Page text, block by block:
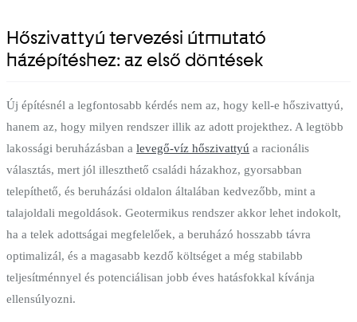
Hőszivattyú tervezési útmutató
házépítéshez: az első döntések
Új építésnél a legfontosabb kérdés nem az, hogy kell-e hőszivattyú,
hanem az, hogy milyen rendszer illik az adott projekthez. A legtöbb
lakossági beruházásban a levegő-víz hőszivattyú a racionális
választás, mert jól illeszthető családi házakhoz, gyorsabban
telepíthető, és beruházási oldalon általában kedvezőbb, mint a
talajoldali megoldások. Geotermikus rendszer akkor lehet indokolt,
ha a telek adottságai megfelelőek, a beruházó hosszabb távra
optimalizál, és a magasabb kezdő költséget a még stabilabb
teljesítménnyel és potenciálisan jobb éves hatásfokkal kívánja
ellensúlyozni.